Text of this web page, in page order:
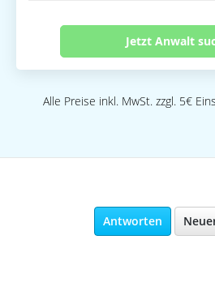
Jetzt Anwalt
Alle Preise inkl. MwSt. zzgl. 5€
Antworten